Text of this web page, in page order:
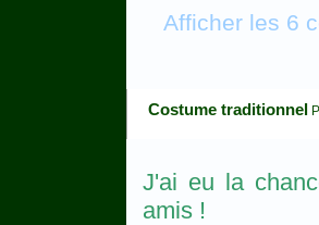
Afficher les 6
Costume traditionnel
J'ai eu la
amis !